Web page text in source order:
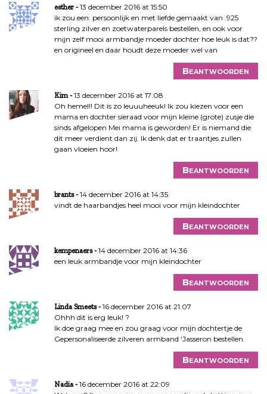
esther
13 december 2016 at 15:50
ik zou een: persoonlijk en met liefde gemaakt van .925
sterling zilver en zoetwaterparels bestellen, en ook voor
mijn zelf mooi armbandje moeder dochter hoe leuk is dat??
en origineel en daar houdt deze moeder wel van
Beantwoorden
Kim
13 december 2016 at 17:08
Oh hemel!! Dit is zo leuuuheeuk! Ik zou kiezen voor een
mama en dochter sieraad voor mijn kleine (grote) zusje die
sinds afgelopen Mei mama is geworden! Er is niemand die
dit meer verdient dan zij. Ik denk dat er traantjes zullen
gaan vloeien hoor!
Beantwoorden
brants
14 december 2016 at 14:35
vindt de haarbandjes heel mooi voor mijn kleindochter
Beantwoorden
kempenaers
14 december 2016 at 14:36
een leuk armbandje voor mijn kleindochter
Beantwoorden
Linda Smeets
16 december 2016 at 21:07
Ohhh dit is erg leuk! ?
Ik doe graag mee en zou graag voor mijn dochtertje de
Gepersonaliseerde zilveren armband ‘Jasseron bestellen.
Beantwoorden
Nadia
16 december 2016 at 22:09